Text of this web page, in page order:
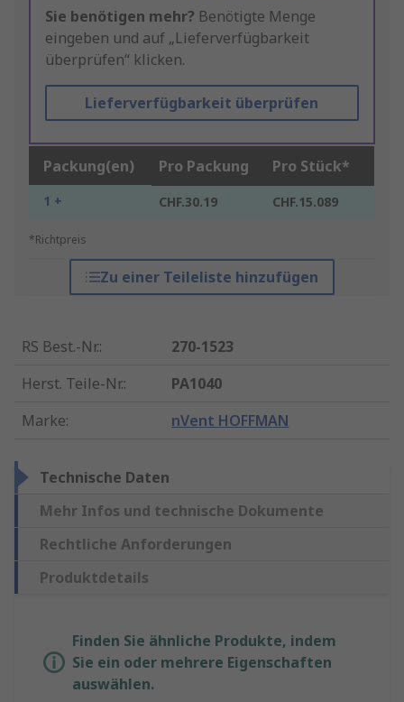
Sie benötigen mehr? Benötigte Menge
eingeben und auf „Lieferverfügbarkeit
überprüfen“ klicken.
Lieferverfügbarkeit überprüfen
Packung(en) Pro Packung Pro Stück*
1 + CHF.30.19 CHF.15.089
*Richtpreis
Zu einer Teileliste hinzufügen
RS Best.-Nr.:
270-1523
Herst. Teile-Nr.:
PA1040
Marke: nVent HOFFMAN
Technische Daten
Mehr Infos und technische Dokumente
Rechtliche Anforderungen
Produktdetails
Finden Sie ähnliche Produkte, indem
Sie ein oder mehrere Eigenschaften
auswählen.